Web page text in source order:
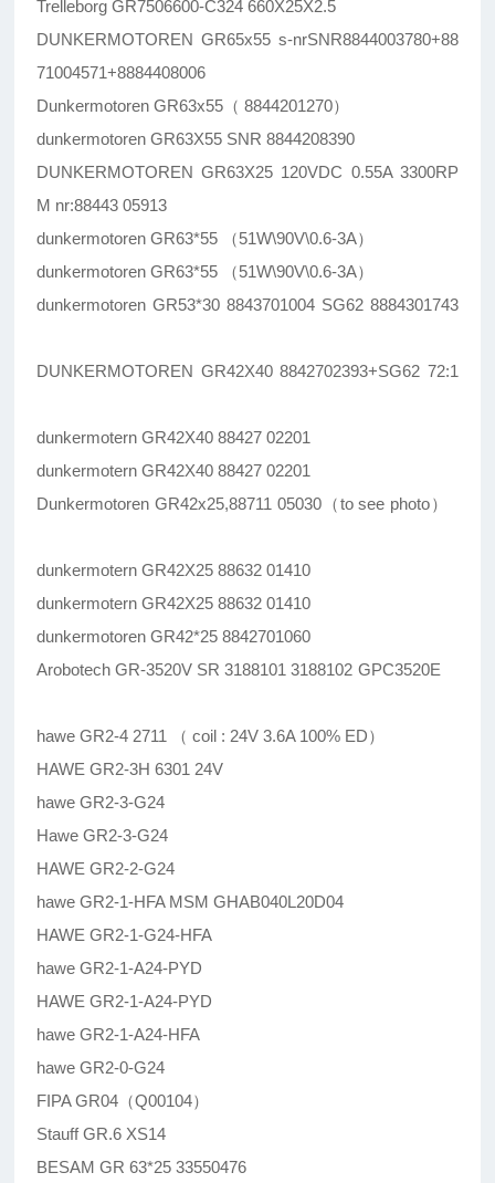
Trelleborg GR7506600-C324 660X25X2.5
DUNKERMOTOREN GR65x55 s-nrSNR8844003780+88
71004571+8884408006
Dunkermotoren GR63x55（ 8844201270）
dunkermotoren GR63X55 SNR 8844208390
DUNKERMOTOREN GR63X25 120VDC 0.55A 3300RP
M nr:88443 05913
dunkermotoren GR63*55 （51W\90V\0.6-3A）
dunkermotoren GR63*55 （51W\90V\0.6-3A）
dunkermotoren GR53*30 8843701004 SG62 8884301743
DUNKERMOTOREN GR42X40 8842702393+SG62 72:1
dunkermotern GR42X40 88427 02201
dunkermotern GR42X40 88427 02201
Dunkermotoren GR42x25,88711 05030（to see photo）
dunkermotern GR42X25 88632 01410
dunkermotern GR42X25 88632 01410
dunkermotoren GR42*25 8842701060
Arobotech GR-3520V SR 3188101 3188102 GPC3520E
hawe GR2-4 2711 （ coil : 24V 3.6A 100% ED）
HAWE GR2-3H 6301 24V
hawe GR2-3-G24
Hawe GR2-3-G24
HAWE GR2-2-G24
hawe GR2-1-HFA MSM GHAB040L20D04
HAWE GR2-1-G24-HFA
hawe GR2-1-A24-PYD
HAWE GR2-1-A24-PYD
hawe GR2-1-A24-HFA
hawe GR2-0-G24
FIPA GR04（Q00104）
Stauff GR.6 XS14
BESAM GR 63*25 33550476